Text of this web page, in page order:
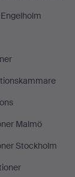
Malmö
Stockholm